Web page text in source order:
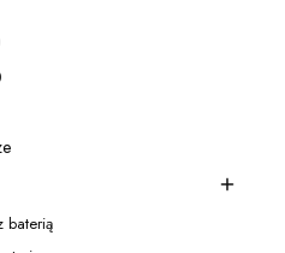
do szafki 70
do szafki 80
do szafki 90
Farmerskie
Gospodarcze
z baterią
Granitowe z baterią
baterią